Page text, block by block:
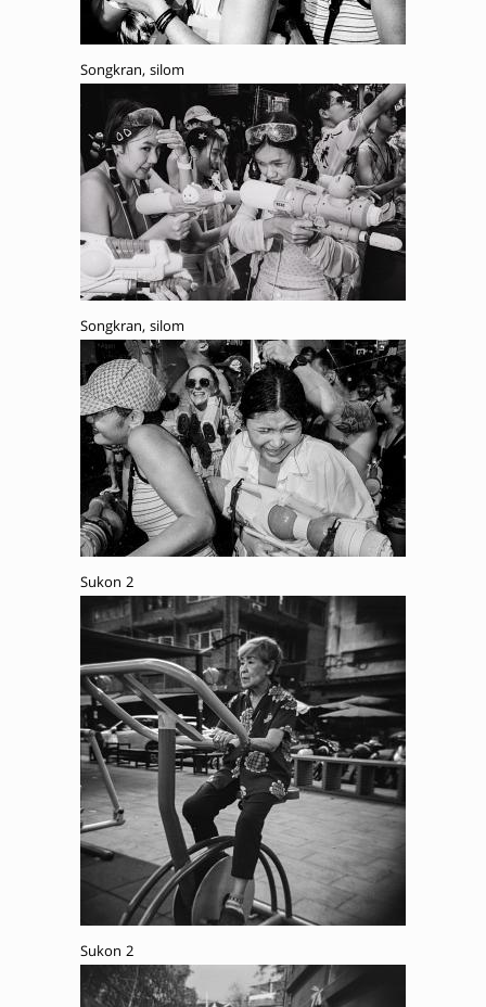
Songkran, silom
Songkran, silom
Sukon 2
Sukon 2